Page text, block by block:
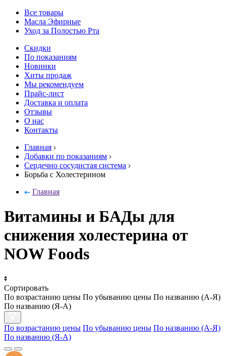
Все товары
Масла Эфирные
Уход за Полостью Рта
Скидки
По показаниям
Новинки
Хиты продаж
Мы рекомендуем
Прайс-лист
Доставка и оплата
Отзывы
О нас
Контакты
Главная
Добавки по показаниям
Сердечно сосудистая система
Борьба с Холестерином
Главная
Витамины и БАДы для
снижения холестерина от
NOW Foods
Сортировать
По возрастанию цены По убыванию цены По названию (А-Я)
По названию (Я-А)
По возрастанию цены По убыванию цены По названию (А-Я)
По названию (Я-А)